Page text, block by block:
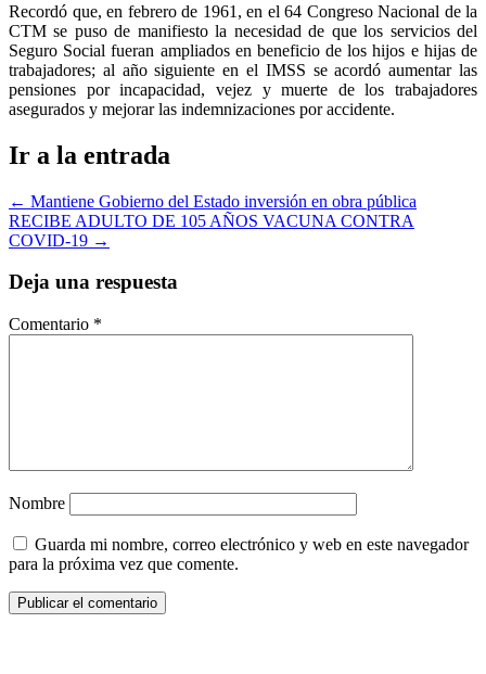
Recordó que, en febrero de 1961, en el 64 Congreso Nacional de la
CTM se puso de manifiesto la necesidad de que los servicios del
Seguro Social fueran ampliados en beneficio de los hijos e hijas de
trabajadores; al año siguiente en el IMSS se acordó aumentar las
pensiones por incapacidad, vejez y muerte de los trabajadores
asegurados y mejorar las indemnizaciones por accidente.
Ir a la entrada
← Mantiene Gobierno del Estado inversión en obra pública
RECIBE ADULTO DE 105 AÑOS VACUNA CONTRA
COVID-19 →
Deja una respuesta
Comentario *
Nombre
Guarda mi nombre, correo electrónico y web en este navegador
para la próxima vez que comente.